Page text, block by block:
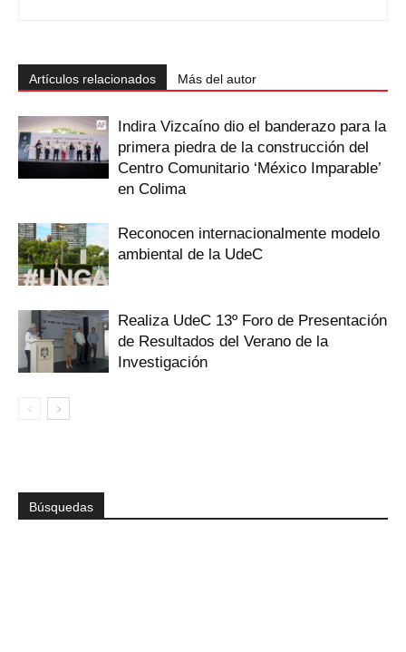
Artículos relacionados Más del autor
Indira Vizcaíno dio el banderazo para la
primera piedra de la construcción del
Centro Comunitario ‘México Imparable’
en Colima
Reconocen internacionalmente modelo
ambiental de la UdeC
Realiza UdeC 13º Foro de Presentación
de Resultados del Verano de la
Investigación
Búsquedas